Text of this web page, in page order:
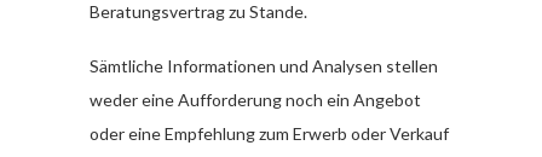
Beratungsvertrag zu Stande.
Sämtliche Informationen und Analysen stellen
weder eine Aufforderung noch ein Angebot
oder eine Empfehlung zum Erwerb oder Verkauf